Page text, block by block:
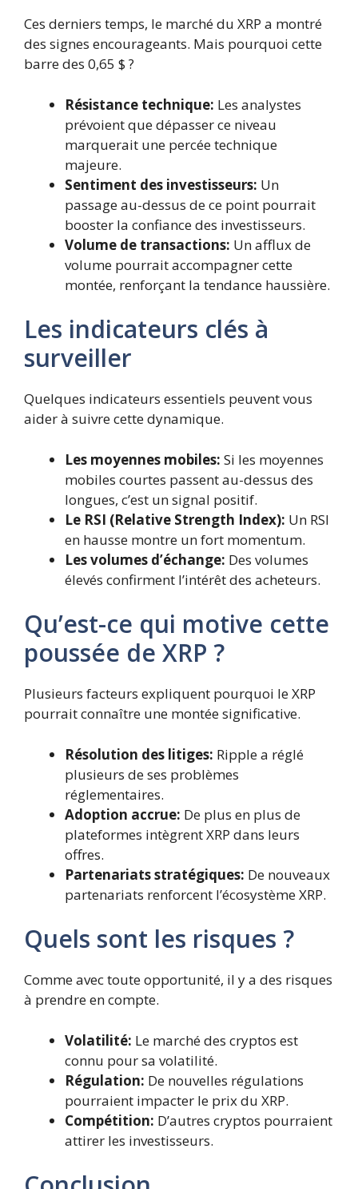
Ces derniers temps, le marché du XRP a montré
des signes encourageants. Mais pourquoi cette
barre des 0,65 $ ?
Résistance technique: Les analystes
prévoient que dépasser ce niveau
marquerait une percée technique
majeure.
Sentiment des investisseurs: Un
passage au-dessus de ce point pourrait
booster la confiance des investisseurs.
Volume de transactions: Un afflux de
volume pourrait accompagner cette
montée, renforçant la tendance haussière.
Les indicateurs clés à
surveiller
Quelques indicateurs essentiels peuvent vous
aider à suivre cette dynamique.
Les moyennes mobiles: Si les moyennes
mobiles courtes passent au-dessus des
longues, c’est un signal positif.
Le RSI (Relative Strength Index): Un RSI
en hausse montre un fort momentum.
Les volumes d’échange: Des volumes
élevés confirment l’intérêt des acheteurs.
Qu’est-ce qui motive cette
poussée de XRP ?
Plusieurs facteurs expliquent pourquoi le XRP
pourrait connaître une montée significative.
Résolution des litiges: Ripple a réglé
plusieurs de ses problèmes
réglementaires.
Adoption accrue: De plus en plus de
plateformes intègrent XRP dans leurs
offres.
Partenariats stratégiques: De nouveaux
partenariats renforcent l’écosystème XRP.
Quels sont les risques ?
Comme avec toute opportunité, il y a des risques
à prendre en compte.
Volatilité: Le marché des cryptos est
connu pour sa volatilité.
Régulation: De nouvelles régulations
pourraient impacter le prix du XRP.
Compétition: D’autres cryptos pourraient
attirer les investisseurs.